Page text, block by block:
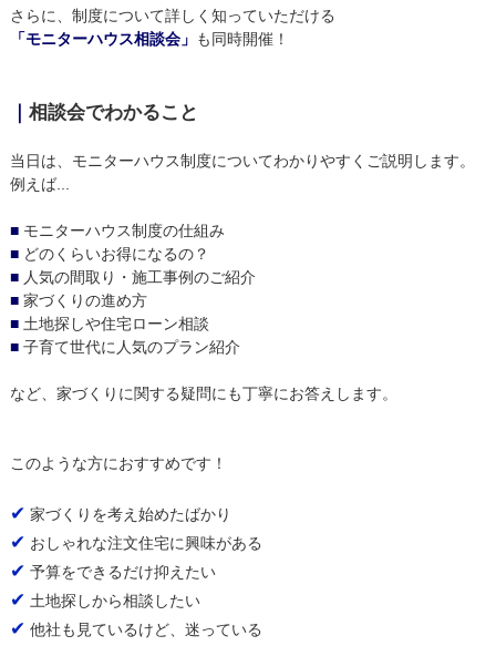
さらに、制度について詳しく知っていただける
「モニターハウス相談会」 も同時開催！
｜ 相談会でわかること
当日は、モニターハウス制度についてわかりやすくご説明します。
例えば...
■モニターハウス制度の仕組み
■どのくらいお得になるの？
■人気の間取り・施工事例のご紹介
■家づくりの進め方
■土地探しや住宅ローン相談
■子育て世代に人気のプラン紹介
など、家づくりに関する疑問にも丁寧にお答えします。
このような方におすすめです！
✔ 家づくりを考え始めたばかり
✔ おしゃれな注文住宅に興味がある
✔ 予算をできるだけ抑えたい
✔ 土地探しから相談したい
✔ 他社も見ているけど、迷っている